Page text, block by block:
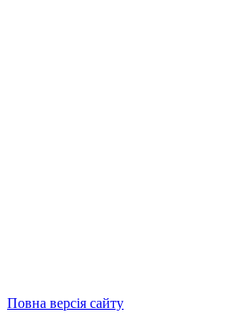
Повна версія сайту